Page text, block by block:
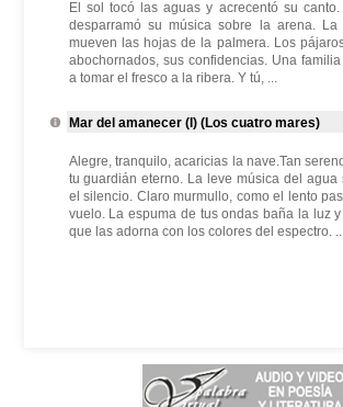
El sol tocó las aguas y acrecentó su
desparramó su música sobre la arena.
mueven las hojas de la palmera. Los
abochornados, sus confidencias. Una
a tomar el fresco a la ribera. Y tú, ...
Mar del amanecer (I) (Los cuatro mares)
Alegre, tranquilo, acaricias la nave.Tan
tu guardián eterno. La leve música del agua
el silencio. Claro murmullo, como el lento
vuelo. La espuma de tus ondas baña la luz
que las adorna con los colores del espectro.